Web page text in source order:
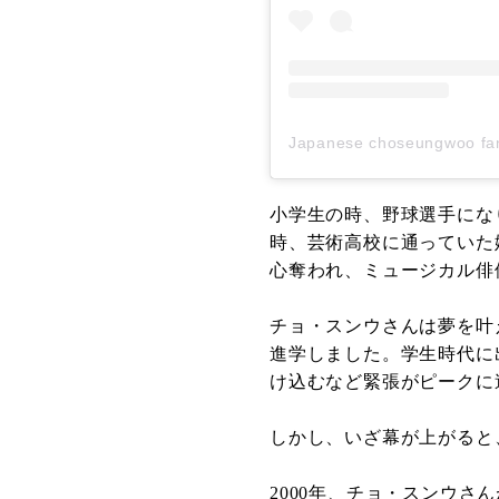
Japanese choseungwoo
小学生の時、野球選手に
時、芸術高校に通ってい
心奪われ、ミュージカル
チョ・スンウさんは夢を
進学しました。学生時代
け込むなど緊張がピーク
しかし、いざ幕が上がる
2000年、チョ・スンウさ